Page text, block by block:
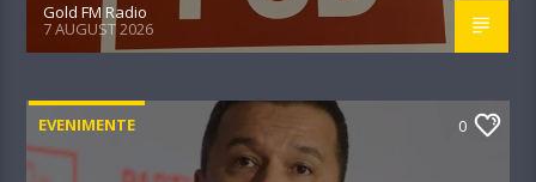
Gold FM Radio
7 AUGUST 2026
EVENIMENTE 0